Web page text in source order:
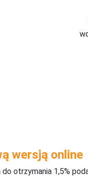
wersją online
otrzymania 1,5%